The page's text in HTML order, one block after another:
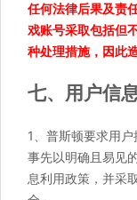
任何法律后果及责
戏账号采取包括但
种处理措施，因此
七、用户信
1、普斯顿要求用
事先以明确且易见
息利用政策，并采